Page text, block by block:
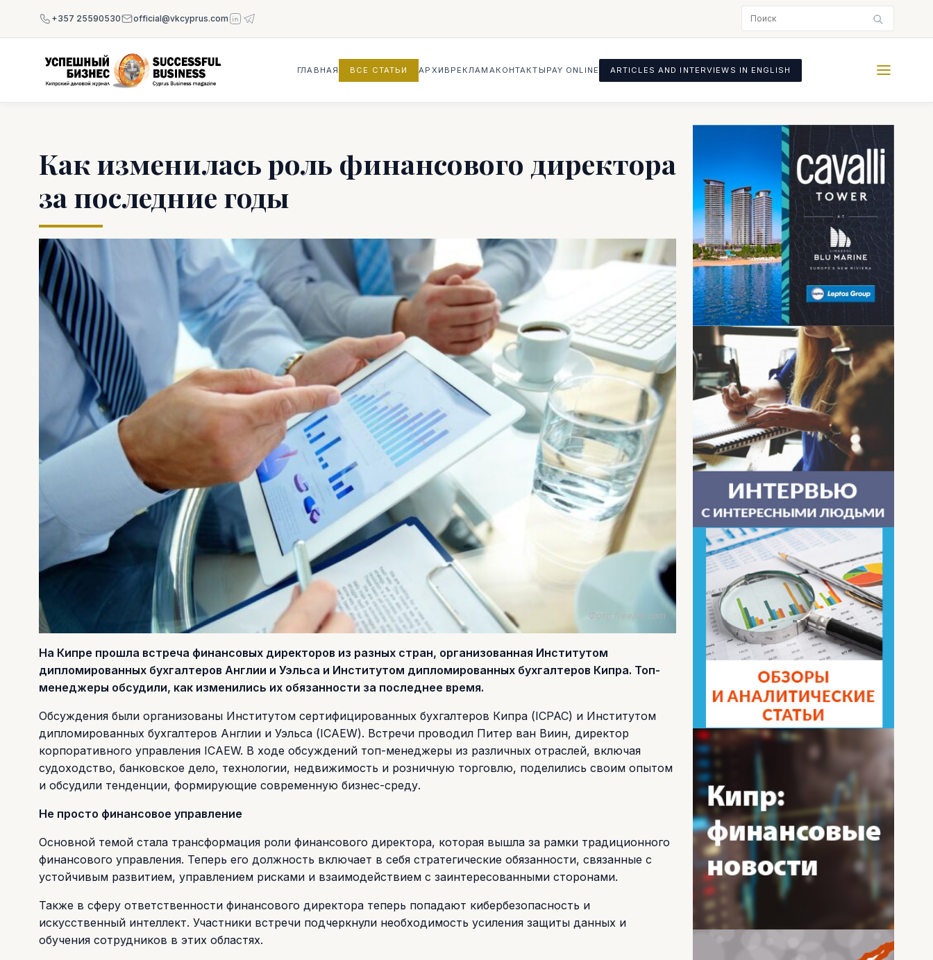
+357 25590530 official@vkcyprus.com
ГЛАВНАЯ ВСЕ СТАТЬИ АРХИВ РЕКЛАМА КОНТАКТЫ PAY ONLINE ARTICLES AND INTERVIEWS IN ENGLISH
Как изменилась роль финансового директора
за последние годы
Фото freepik.com
На Кипре прошла встреча финансовых директоров из разных стран, организованная Институтом
дипломированных бухгалтеров Англии и Уэльса и Институтом дипломированных бухгалтеров Кипра. Топ-
менеджеры обсудили, как изменились их обязанности за последнее время.
Обсуждения были организованы Институтом сертифицированных бухгалтеров Кипра (ICPAC) и Институтом
дипломированных бухгалтеров Англии и Уэльса (ICAEW). Встречи проводил Питер ван Виин, директор
корпоративного управления ICAEW. В ходе обсуждений топ-менеджеры из различных отраслей, включая
судоходство, банковское дело, технологии, недвижимость и розничную торговлю, поделились своим опытом
и обсудили тенденции, формирующие современную бизнес-среду.
Не просто финансовое управление
Основной темой стала трансформация роли финансового директора, которая вышла за рамки традиционного
финансового управления. Теперь его должность включает в себя стратегические обязанности, связанные с
устойчивым развитием, управлением рисками и взаимодействием с заинтересованными сторонами.
Также в сферу ответственности финансового директора теперь попадают кибербезопасность и
искусственный интеллект. Участники встречи подчеркнули необходимость усиления защиты данных и
обучения сотрудников в этих областях.